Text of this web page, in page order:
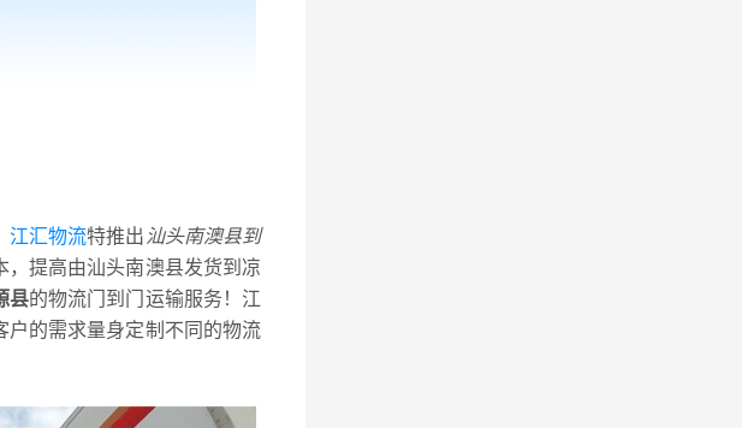
江汇物流特推出 汕头南澳县到
提高由汕头南澳县发货到凉
县的物流门到门运输服务！江
的需求量身定制不同的物流